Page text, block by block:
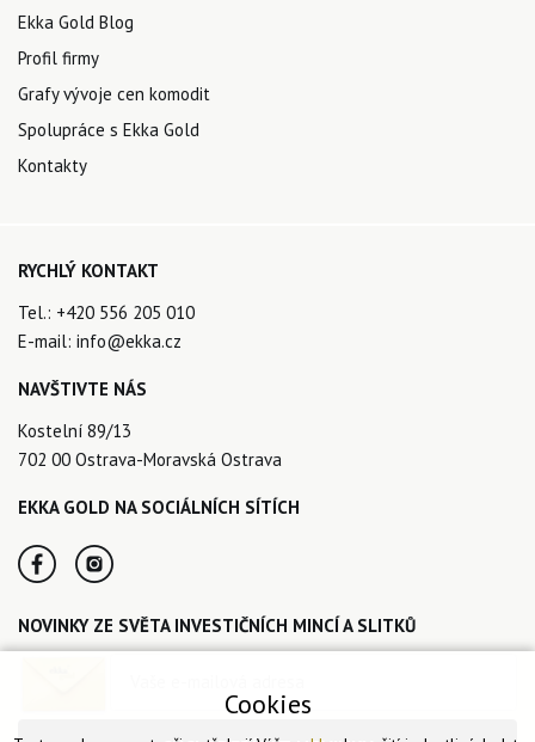
Ekka Gold Blog
Profil firmy
Grafy vývoje cen komodit
Spolupráce s Ekka Gold
Kontakty
RYCHLÝ KONTAKT
Tel.: +420 556 205 010
E-mail: info@ekka.cz
NAVŠTIVTE NÁS
Kostelní 89/13
702 00 Ostrava-Moravská Ostrava
EKKA GOLD NA SOCIÁLNÍCH SÍTÍCH
NOVINKY ZE SVĚTA INVESTIČNÍCH MINCÍ A SLITKŮ
Cookies